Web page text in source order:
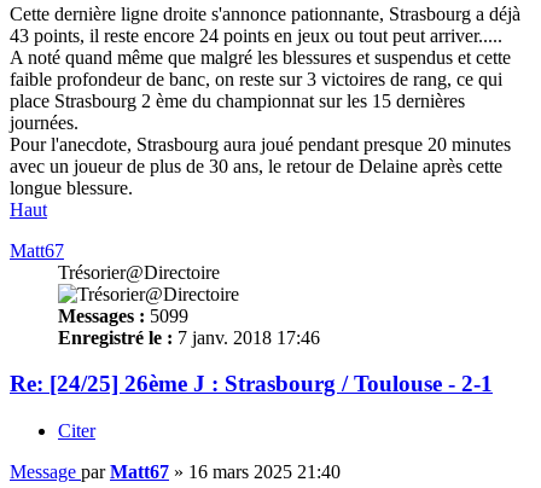
Cette dernière ligne droite s'annonce pationnante, Strasbourg a déjà
43 points, il reste encore 24 points en jeux ou tout peut arriver.....
A noté quand même que malgré les blessures et suspendus et cette
faible profondeur de banc, on reste sur 3 victoires de rang, ce qui
place Strasbourg 2 ème du championnat sur les 15 dernières
journées.
Pour l'anecdote, Strasbourg aura joué pendant presque 20 minutes
avec un joueur de plus de 30 ans, le retour de Delaine après cette
longue blessure.
Haut
Matt67
Trésorier@Directoire
Messages : 5099
Enregistré le : 7 janv. 2018 17:46
Re: [24/25] 26ème J : Strasbourg / Toulouse - 2-1
Citer
Message parMatt67 » 16 mars 2025 21:40